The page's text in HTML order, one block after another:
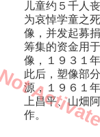
儿童约５千人丧
为哀悼学童之
像，并发起募捐
筹集的资金用
像，１９３１
此后，塑像部
源，１９６１
上昌平、山畑
作。